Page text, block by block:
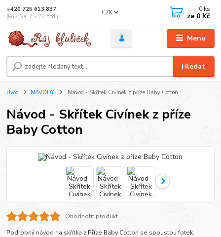
Menu
CZK
Hledat
+420 725 613 837
(Po - Ne, 7 - 22 hod.)
0 ks
za 0 Kč
Úvod NÁVODY Návod - Skřítek Civínek z příze Baby Cotton
Návod - Skřítek Civínek z příze
Baby Cotton
Ohodnotit produkt
Podrobný návod na skřítka z Příze Baby Cotton se spoustou fotek.